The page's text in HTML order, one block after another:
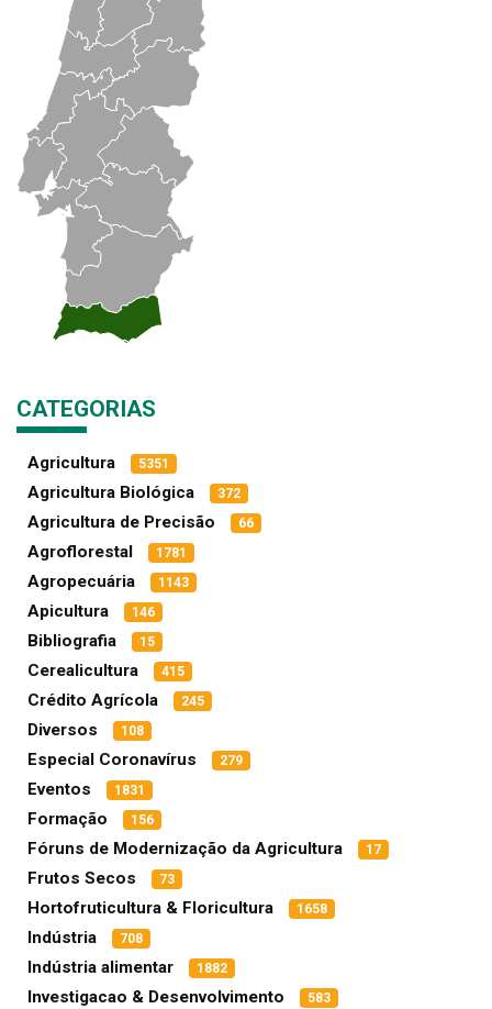
CATEGORIAS
Agricultura 5351
Agricultura Biológica 372
Agricultura de Precisão 66
Agroflorestal 1781
Agropecuária 1143
Apicultura 146
Bibliografia 15
Cerealicultura 415
Crédito Agrícola 245
Diversos 108
Especial Coronavírus 279
Eventos 1831
Formação 156
Fóruns de Modernização da Agricultura 17
Frutos Secos 73
Hortofruticultura & Floricultura 1658
Indústria 708
Indústria alimentar 1882
Investigacao & Desenvolvimento 583